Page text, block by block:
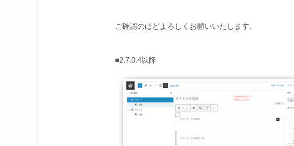
ご確認のほどよろしくお願いいたします。
■2.7.0.4以降